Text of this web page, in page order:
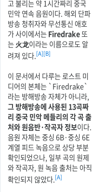
고 불리는 약 1시간짜리 중국
민악 연속 음원이다. 해외 단파
방송 청취자와 무선통신 애호
가 사이에서는Firedrake또
는火龙이라는 이름으로도 알
려져 있다.[A][B]
이 문서에서 다루는 로스트 미
디어의 본체는 `Firedrake`
라는 방해방송 자체가 아니라,
그 방해방송에 사용된 13곡짜
리 중국 민악 메들리의 각 곡 출
처와 원음반·작곡자 정보이다.
음원 자체는 중싱 6B·중싱 6E
계열 피드 녹음으로 상당 부분
확인되었으나, 일부 곡의 원제
와 작곡자, 원 녹음 출처는 아직
확인되지 않았다.[A]